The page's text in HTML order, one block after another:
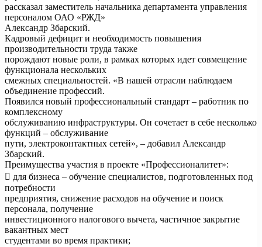
рассказал заместитель начальника департамента управления
персоналом ОАО «РЖД»
Александр Збарский.
Кадровый дефицит и необходимость повышения
производительности труда также
порождают новые роли, в рамках которых идет совмещение
функционала нескольких
смежных специальностей. «В нашей отрасли наблюдаем
объединение профессий.
Появился новый профессиональный стандарт – работник по
комплексному
обслуживанию инфраструктуры. Он сочетает в себе несколько
функций – обслуживание
пути, электроконтактных сетей», – добавил Александр
Збарский.
Преимущества участия в проекте «Профессионалитет»:
 для бизнеса – обучение специалистов, подготовленных под
потребности
предприятия, снижение расходов на обучение и поиск
персонала, получение
инвестиционного налогового вычета, частичное закрытие
вакантных мест
студентами во время практики;